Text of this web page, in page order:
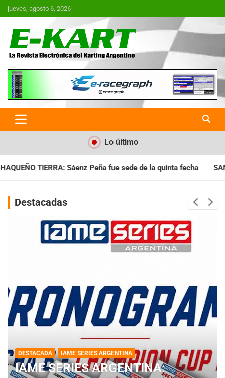
Saltar
al
jueves, agosto 6, 2026
E-Kart.com.ar | La Revista
Electrónica del Karting en
Argentina
Lo último
sede de la quinta fecha SANTIAGUEÑO: Se cumplió con la
Destacadas
DESTACADA IAME SERIES ARGENTINA
IAME SERIES ARGENTINA: